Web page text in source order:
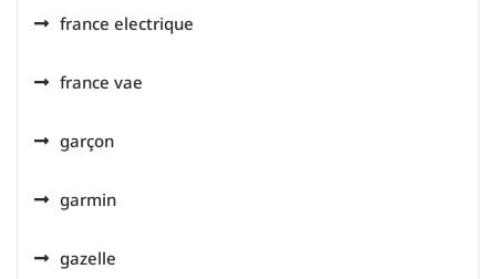
france electrique
france vae
garçon
garmin
gazelle